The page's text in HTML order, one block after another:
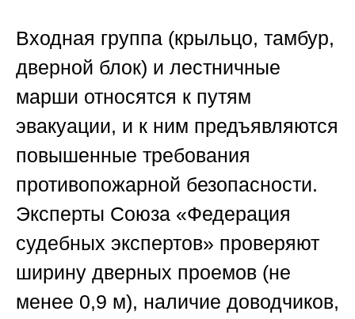
Входная группа (крыльцо, тамбур,
дверной блок) и лестничные
марши относятся к путям
эвакуации, и к ним предъявляются
повышенные требования
противопожарной безопасности.
Эксперты Союза «Федерация
судебных экспертов» проверяют
ширину дверных проемов (не
менее 0,9 м), наличие доводчиков,